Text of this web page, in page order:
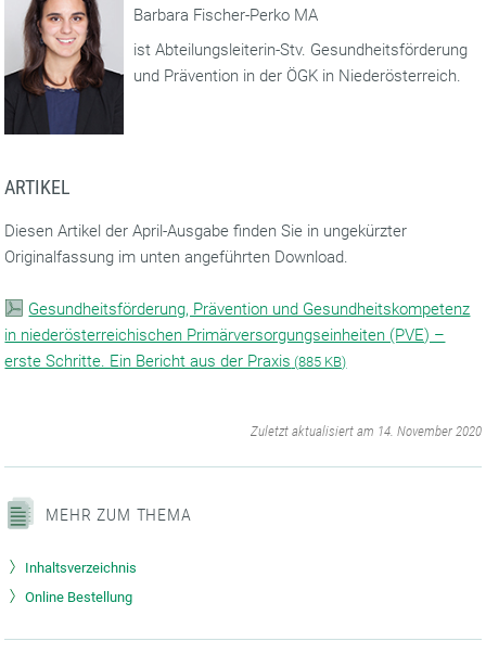
Barbara Fischer-Perko MA
ist Abteilungsleiterin-Stv. Gesundheitsförderung
und Prävention in der ÖGK in Niederösterreich.
ARTIKEL
Diesen Artikel der April-Ausgabe finden Sie in ungekürzter
Originalfassung im unten angeführten Download.
Gesundheitsförderung, Prävention und Gesundheitskompetenz
in niederösterreichischen Primärversorgungseinheiten (PVE) –
erste Schritte. Ein Bericht aus der Praxis (885 KB)
Zuletzt aktualisiert am 14. November 2020
MEHR ZUM THEMA
Inhaltsverzeichnis
Online Bestellung